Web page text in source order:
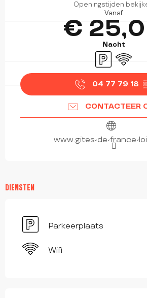
Openingstijden
Vanaf
€
Nacht
Parkeerplaats
Wifi
04 77 79 18
CONTACTEER
www.gites-de-france-
DIENSTEN
Parkeerplaats
Wifi